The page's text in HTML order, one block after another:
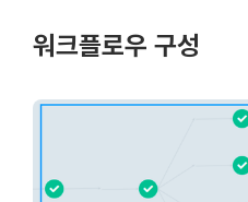
워크플로우 구성